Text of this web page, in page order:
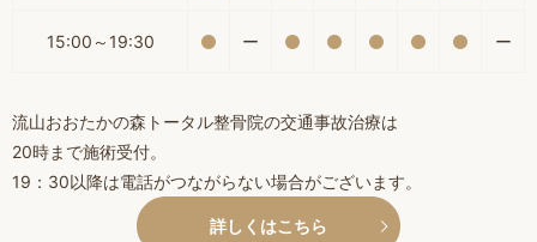
15:00～19:30 ー ー
流山おおたかの森トータル整骨院の交通事故治療は
20時まで施術受付。
19：30以降は電話がつながらない場合がございます。
詳しくはこちら